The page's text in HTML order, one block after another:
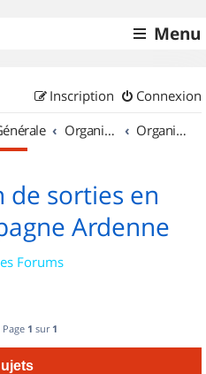
Menu
Connexion
Inscription
Organisation de sorties & Recherche de partenaires Organisation de sorties en région Champagne Ardenne
de sorties en
Ardenne
Forums
Page 1 sur 1